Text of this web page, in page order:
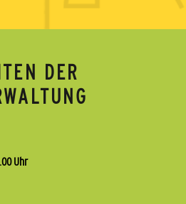
DER
Uhr